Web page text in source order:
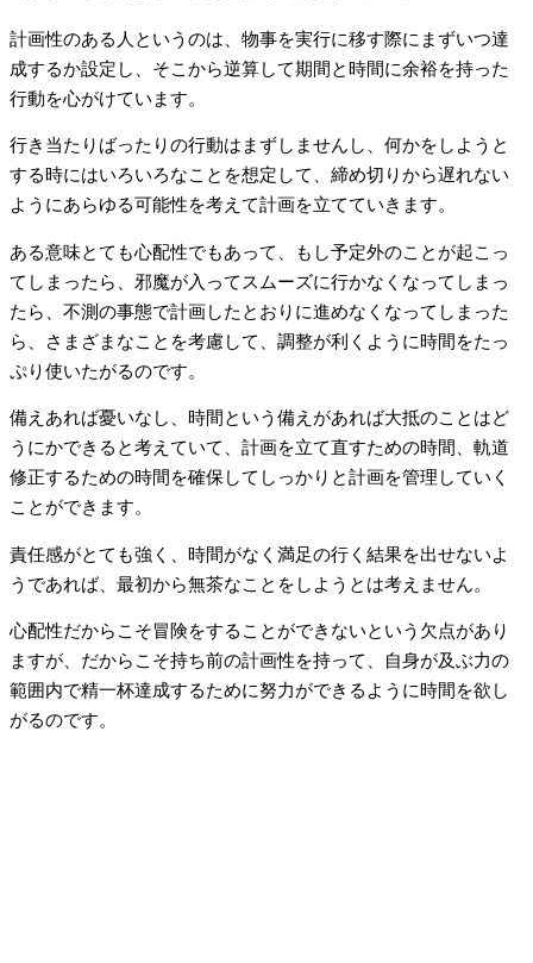
計画性のある人というのは、物事を実行に移す際にまずいつ達
成するか設定し、そこから逆算して期間と時間に余裕を持った
行動を心がけています。
行き当たりばったりの行動はまずしませんし、何かをしようと
する時にはいろいろなことを想定して、締め切りから遅れない
ようにあらゆる可能性を考えて計画を立てていきます。
ある意味とても心配性でもあって、もし予定外のことが起こっ
てしまったら、邪魔が入ってスムーズに行かなくなってしまっ
たら、不測の事態で計画したとおりに進めなくなってしまった
ら、さまざまなことを考慮して、調整が利くように時間をたっ
ぷり使いたがるのです。
備えあれば憂いなし、時間という備えがあれば大抵のことはど
うにかできると考えていて、計画を立て直すための時間、軌道
修正するための時間を確保してしっかりと計画を管理していく
ことができます。
責任感がとても強く、時間がなく満足の行く結果を出せないよ
うであれば、最初から無茶なことをしようとは考えません。
心配性だからこそ冒険をすることができないという欠点があり
ますが、だからこそ持ち前の計画性を持って、自身が及ぶ力の
範囲内で精一杯達成するために努力ができるように時間を欲し
がるのです。